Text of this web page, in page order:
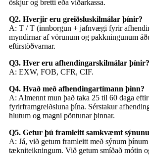
öskjur og bretti eða viðarkassa.
Q2. Hverjir eru greiðsluskilmálar þínir?
A: T / T (innborgun + jafnvægi fyrir
myndirnar af vörunum og pakkningunum
eftirstöðvarnar.
Q3. Hver eru afhendingarskilmálar þínir?
A: EXW, FOB, CFR, CIF.
Q4. Hvað með afhendingartímann þinn?
A: Almennt mun það taka 25 til 60 daga
fyrirframgreiðsluna þína. Sérstakur
hlutum og magni pöntunar þinnar.
Q5. Getur þú framleitt samkvæmt
A: Já, við getum framleitt með sýnum þínum
tækniteikningum. Við getum smíðað mótin